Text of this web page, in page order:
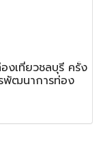
งเที่ยวชลบุรี ครั้ง
พัฒนาการท่อง